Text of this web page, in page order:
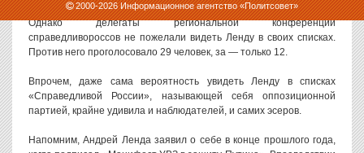
2000-2026Информационное агентство «Политсовет»
Однако делегаты региональной конференции
справедливороссов не пожелали видеть Ленду в своих списках.
Против него проголосовало 29 человек, за — только 12.
Впрочем, даже сама вероятность увидеть Ленду в списках
«Справедливой России», называющей себя оппозиционной
партией, крайне удивила и наблюдателей, и самих эсеров.
Напомним, Андрей Ленда заявил о себе в конце прошлого года,